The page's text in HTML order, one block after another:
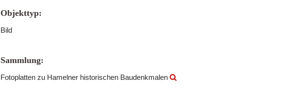
Objekttyp:
Bild
Sammlung:
Fotoplatten zu Hamelner historischen Baudenkmalen